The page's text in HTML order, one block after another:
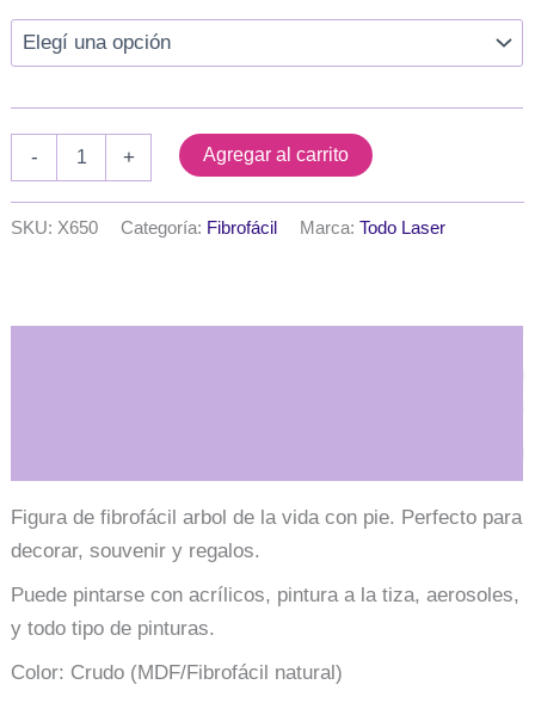
-
con
+ Agregar al carrito
SKU: X650 Categoría: Fibrofácil Marca:Todo Laser
Figura de fibrofácil arbol de la vida con pie. Perfecto para
decorar, souvenir y regalos.
Puede pintarse con acrílicos, pintura a la tiza, aerosoles,
y todo tipo de pinturas.
Color: Crudo (MDF/Fibrofácil natural)